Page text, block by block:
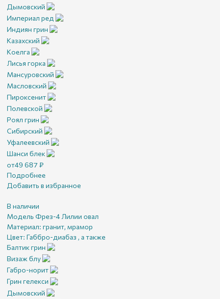
Дымовский
Империал ред
Индиян грин
Казахский
Коелга
Лисья горка
Мансуровский
Масловский
Пироксенит
Полевской
Роял грин
Сибирский
Уфалеевский
Шанси блек
от49 687 ₽
Подробнее
Добавить в избранное
В наличии
Модель Фрез-4 Лилии овал
Материал: гранит, мрамор
Цвет: Габбро-диабаз , а также
Балтик грин
Визаж блу
Габро-норит
Грин гелекси
Дымовский